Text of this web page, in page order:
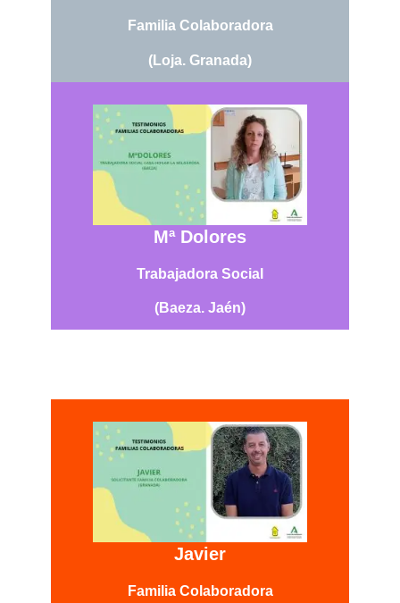
Familia Colaboradora
(Loja. Granada)
Mª Dolores
Trabajadora Social
(Baeza. Jaén)
Javier
Familia Colaboradora